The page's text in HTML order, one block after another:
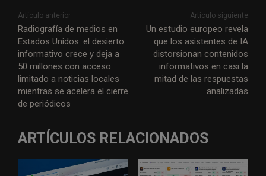
Artículo anterior
Radiografía de medios en
Estados Unidos: el desierto
informativo crece y deja a
50 millones con acceso
limitado a noticias locales
mientras se acelera el cierre
de periódicos
Artículo siguiente
Un estudio europeo revela
que los asistentes de IA
distorsionan contenidos
informativos en casi la
mitad de las respuestas
analizadas
ARTÍCULOS RELACIONADOS